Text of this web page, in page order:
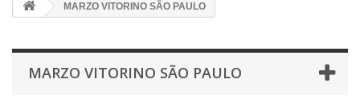
MARZO VITORINO SÃO PAULO
MARZO VITORINO SÃO PAULO